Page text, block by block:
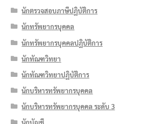
นักตรวจสอบภาษีปฏิบัติการ
นักทรัพยากรบุคคล
นักทรัพยากรบุคคลปฏิบัติการ
นักทัณฑวิทยา
นักทัณฑวิทยาปฏิบัติการ
นักบริหารทรัพยากรบุคคล
นักบริหารทรัพยากรบุคคล ระดับ 3